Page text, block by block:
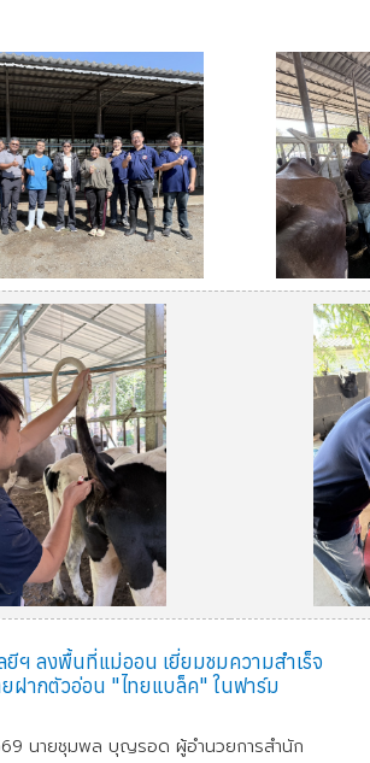
ยีฯ ลงพื้นที่แม่ออน เยี่ยมชมความสำเร็จ
ยฝากตัวอ่อน "ไทยแบล็ค" ในฟาร์ม
นายชุมพล บุญรอด ผู้อำนวยการสำนัก